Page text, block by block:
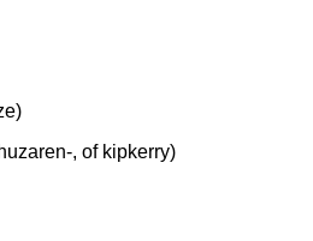
, of kipkerry)